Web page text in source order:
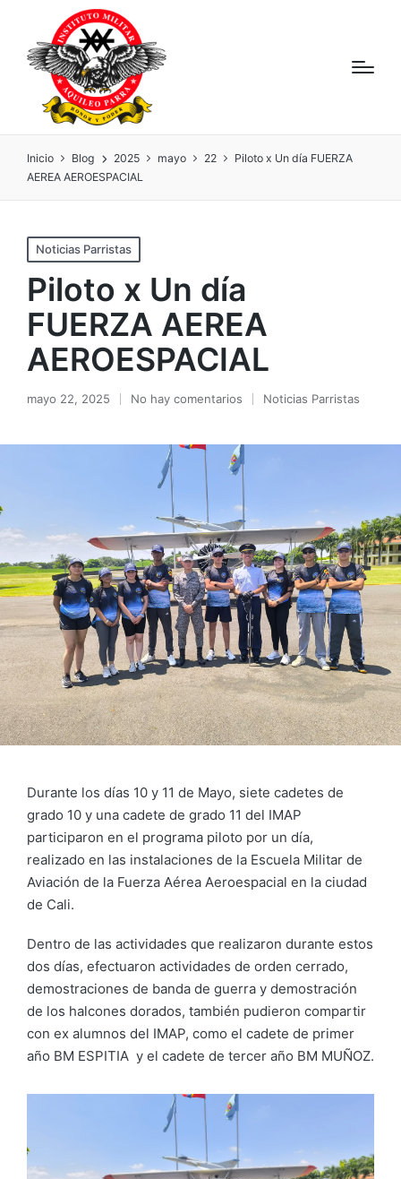
Inicio Blog 2025 mayo 22
Piloto x Un día FUERZA
AEREA AEROESPACIAL
Noticias Parristas
Piloto x Un día
FUERZA AEREA
AEROESPACIAL
mayo 22, 2025 No hay comentarios Noticias Parristas
Durante los días 10 y 11 de Mayo, siete cadetes de
grado 10 y una cadete de grado 11 del IMAP
participaron en el programa piloto por un día,
realizado en las instalaciones de la Escuela Militar de
Aviación de la Fuerza Aérea Aeroespacial en la ciudad
de Cali.
Dentro de las actividades que realizaron durante estos
dos días, efectuaron actividades de orden cerrado,
demostraciones de banda de guerra y demostración
de los halcones dorados, también pudieron compartir
con ex alumnos del IMAP, como el cadete de primer
año BM ESPITIA y el cadete de tercer año BM MUÑOZ.